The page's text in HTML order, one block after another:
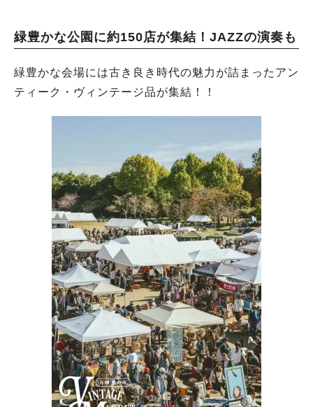
緑豊かな公園に約150店が集結！JAZZの演奏も
緑豊かな会場には古き良き時代の魅力が詰まったアン
ティーク・ヴィンテージ品が集結！！